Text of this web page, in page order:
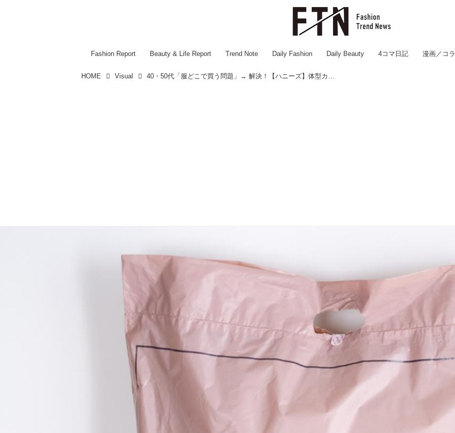
Fashion Report Beauty & Life Report Trend Note Daily Fashion Daily Beauty 4コマ日記 漫画／コ
HOME Visual